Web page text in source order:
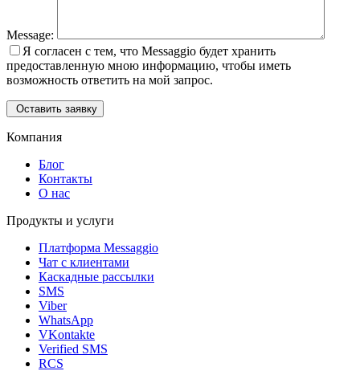
Message:
Я согласен с тем, что Messaggio будет хранить
предоставленную мною информацию, чтобы иметь
возможность ответить на мой запрос.
Оставить заявку
Компания
Блог
Контакты
О нас
Продукты и услуги
Платформа Messaggio
Чат с клиентами
Каскадные рассылки
SMS
Viber
WhatsApp
VKontakte
Verified SMS
RCS